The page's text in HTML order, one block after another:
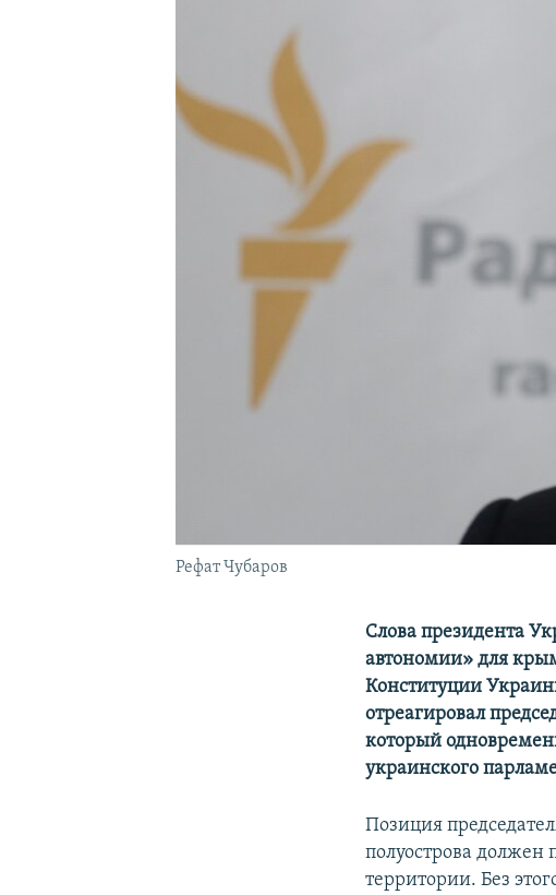
УКРАИНСКАЯ ПРОБЛЕМА КРЫМА
Рефат Чубаров
Слова президента
автономии» для
Конституции
отреагировал
который
украинского
Позиция
полуострова должен
территории. Без